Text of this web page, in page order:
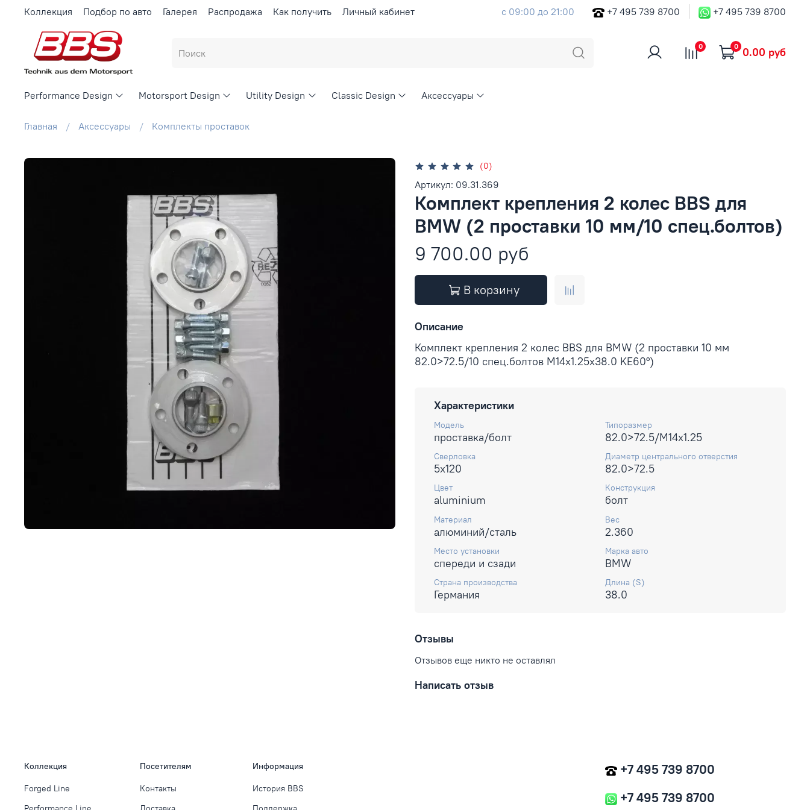
Коллекция Подбор по авто Галерея Распродажа Как получить Личный кабинет с 09:00 до 21:00 +7 495 739 8700 +7 495 739 8700
0 0 0.00 руб
Performance Design Motorsport Design Utility Design Classic Design Аксессуары
Главная Аксессуары Комплекты проставок
(0)
Артикул: 09.31.369
Комплект крепления 2 колес BBS для
BMW (2 проставки 10 мм/10 спец.болтов)
9 700.00 руб
В корзину
Описание
Комплект крепления 2 колес BBS для BMW (2 проставки 10 мм
82.0>72.5/10 спец.болтов M14x1.25x38.0 KE60°)
Характеристики
Модель
проставка/болт
Типоразмер
82.0>72.5/M14x1.25
Сверловка
5x120
Диаметр центрального отверстия
82.0>72.5
Цвет
aluminium
Конструкция
болт
Материал
алюминий/сталь
Вес
2.360
Место установки
спереди и сзади
Марка авто
BMW
Страна производства
Германия
Длина (S)
38.0
Отзывы
Отзывов еще никто не оставлял
Написать отзыв
Коллекция
Forged Line
Посетителям
Контакты
Информация
История BBS
+7 495 739 8700
+7 495 739 8700